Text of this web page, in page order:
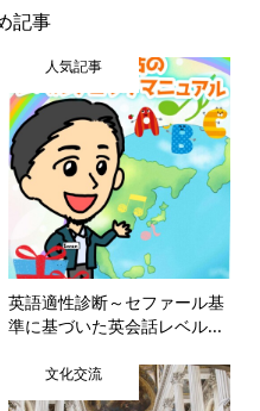
記事
人気記事
英語適性診断～セファール基
準に基づいた英会話レベル...
文化交流